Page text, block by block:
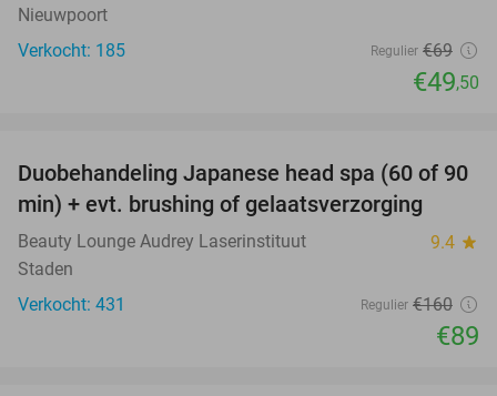
Nieuwpoort
Verkocht: 185
Regulier €69
€49,50
44%
Duobehandeling Japanese head spa (60 of 90
min) + evt. brushing of gelaatsverzorging
Beauty Lounge Audrey Laserinstituut 9.4 star
Staden
Verkocht: 431
Regulier €160
€89